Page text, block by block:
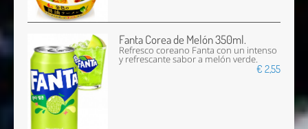
Fanta Corea de Melón 350ml.
Refresco coreano Fanta con un intenso
y refrescante sabor a melón verde.
€ 2,55